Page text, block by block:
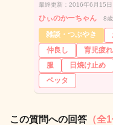
最終更新：2016年6月15日
ひぃのかーちゃん 8
雑談・つぶやき
仲良し
育児疲れ
服
日焼け止め
ベッタ
この質問への回答 （全1